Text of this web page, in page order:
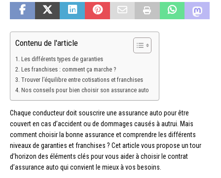
Contenu de l'article
Les différents types de garanties
Les franchises : comment ça marche ?
Trouver l’équilibre entre cotisations et franchises
Nos conseils pour bien choisir son assurance auto
Chaque conducteur doit souscrire une assurance auto pour être
couvert en cas d’accident ou de dommages causés à autrui. Mais
comment choisir la bonne assurance et comprendre les différents
niveaux de garanties et franchises ? Cet article vous propose un tour
d’horizon des éléments clés pour vous aider à choisir le contrat
d’assurance auto qui convient le mieux à vos besoins.